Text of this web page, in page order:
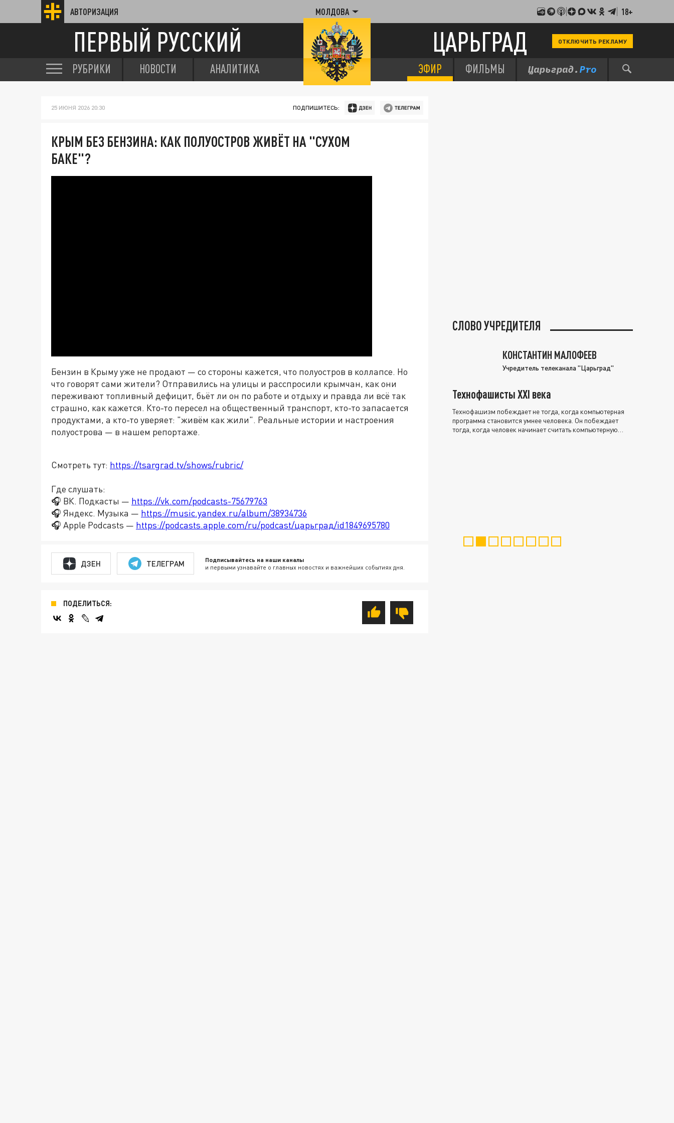
АВТОРИЗАЦИЯ МОЛДОВА 18+
ПЕРВЫЙ РУССКИЙ ЦАРЬГРАД ОТКЛЮЧИТЬ РЕКЛАМУ
РУБРИКИ НОВОСТИ АНАЛИТИКА ЭФИР ФИЛЬМЫ
25 ИЮНЯ 2026 20:30 ПОДПИШИТЕСЬ:
КРЫМ БЕЗ БЕНЗИНА: КАК ПОЛУОСТРОВ ЖИВЁТ НА "СУХОМ
БАКЕ"?
Бензин в Крыму уже не продают — со стороны кажется, что полуостров в коллапсе. Но
что говорят сами жители? Отправились на улицы и расспросили крымчан, как они
переживают топливный дефицит, бьёт ли он по работе и отдыху и правда ли всё так
страшно, как кажется. Кто-то пересел на общественный транспорт, кто-то запасается
продуктами, а кто-то уверяет: "живём как жили". Реальные истории и настроения
полуострова — в нашем репортаже.
Смотреть тут: https://tsargrad.tv/shows/rubric/
Где слушать:
🎧 ВК. Подкасты — https://vk.com/podcasts-75679763
🎧 Яндекс. Музыка — https://music.yandex.ru/album/38934736
🎧 Apple Podcasts — https://podcasts.apple.com/ru/podcast/царьград/id1849695780
ДЗЕН ТЕЛЕГРАМ Подписывайтесь на наши каналы
и первыми узнавайте о главных новостях и важнейших событиях дня.
ПОДЕЛИТЬСЯ:
СЛОВО УЧРЕДИТЕЛЯ
КОНСТАНТИН МАЛОФЕЕВ
Учредитель телеканала "Царьград"
Технофашисты XXI века
Технофашизм побеждает не тогда, когда компьютерная
программа становится умнее человека. Он побеждает
тогда, когда человек начинает считать компьютерную